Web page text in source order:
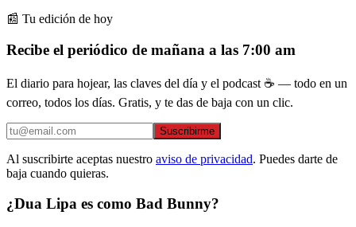
📰 Tu edición de hoy
Recibe el periódico de mañana a las 7:00 am
El diario para hojear, las claves del día y el podcast ☕ — todo en un
correo, todos los días. Gratis, y te das de baja con un clic.
Suscribirme
Al suscribirte aceptas nuestro aviso de privacidad. Puedes darte de
baja cuando quieras.
¿Dua Lipa es como Bad Bunny?